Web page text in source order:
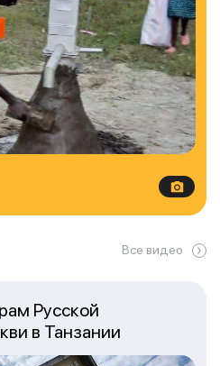
Все видео
Русской
в Танзании